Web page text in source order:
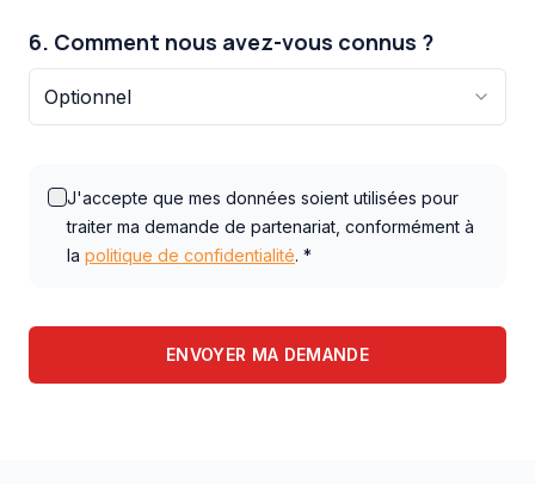
6. Comment nous avez-vous connus ?
Optionnel
J'accepte que mes données soient utilisées pour
traiter ma demande de partenariat, conformément à
la politique de confidentialité. *
ENVOYER MA DEMANDE